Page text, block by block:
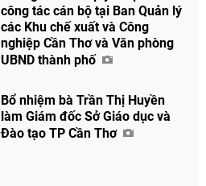
Chia sẻ
Facebook
công tác cán bộ tại Ban Quản lý
các Khu chế xuất và Công
nghiệp Cần Thơ và Văn phòng
UBND thành phố
Bổ nhiệm bà Trần Thị Huyền
làm Giám đốc Sở Giáo dục và
Đào tạo TP Cần Thơ